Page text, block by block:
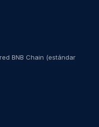
BNB Chain (estándar